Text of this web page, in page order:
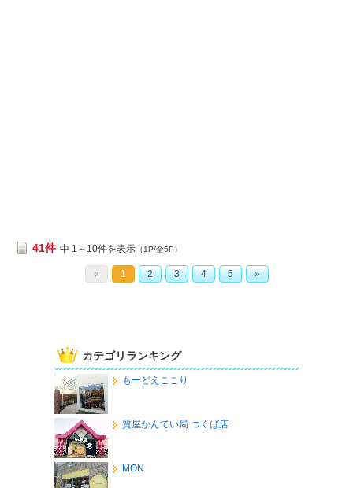
41件 中 1～10件を表示 （1P/全5P）
« 1 2 3 4 5 »
カテゴリランキング
もーどえここり
質屋かんてい局 つくば店
MON